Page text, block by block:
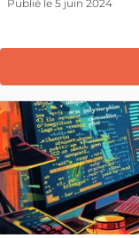
Publié le 5 juin 2024